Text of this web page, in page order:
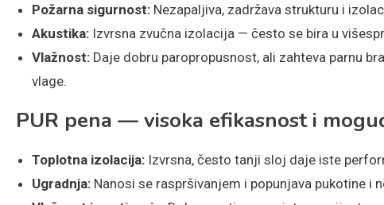
Požarna sigurnost: Nezapaljiva, zadržava strukturu i
Akustika: Izvrsna zvučna izolacija — često se bira u
Vlažnost: Daje dobru paropropusnost, ali zahteva parnu
vlage.
PUR pena — visoka efikasnost i
Toplotna izolacija: Izvrsna, često tanji sloj daje iste
Ugradnja: Nanosi se raspršivanjem i popunjava pukotine i